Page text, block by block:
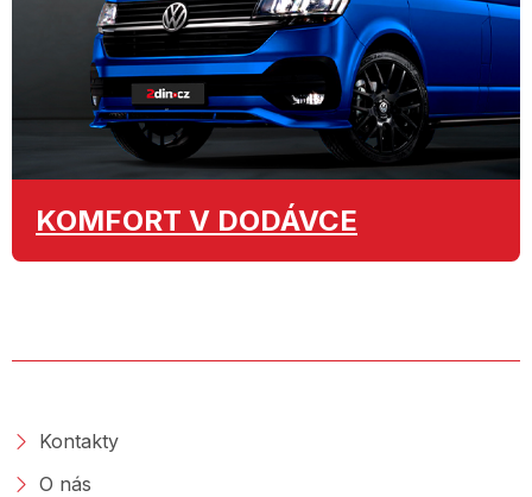
KOMFORT V DODÁVCE
Kontakty
O nás